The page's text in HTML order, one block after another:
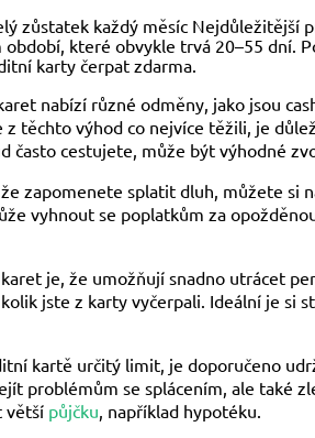
zůstatek každý měsíc Nejdůležitější
které obvykle trvá 20–55 dní.
karty čerpat zdarma.
nabízí různé odměny, jako jsou
těchto výhod co nejvíce těžili, je
často cestujete, může být výhodné
zapomenete splatit dluh, můžete si
vyhnout se poplatkům za
je, že umožňují snadno utrácet
jste z karty vyčerpali. Ideální je si
kartě určitý limit, je doporučeno
problémům se splácením, ale také
větší půjčku, například hypotéku.